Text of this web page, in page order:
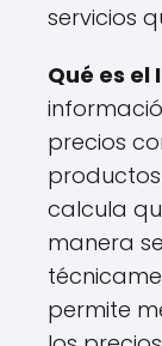
servicios
Qué es el
precios
productos
calcula
manera
permite